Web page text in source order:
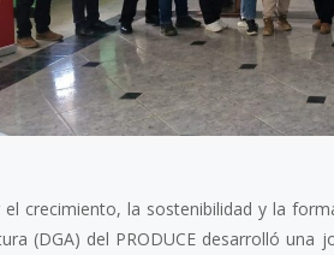
crecimiento, la sostenibilidad y la
(DGA) del PRODUCE desarrolló